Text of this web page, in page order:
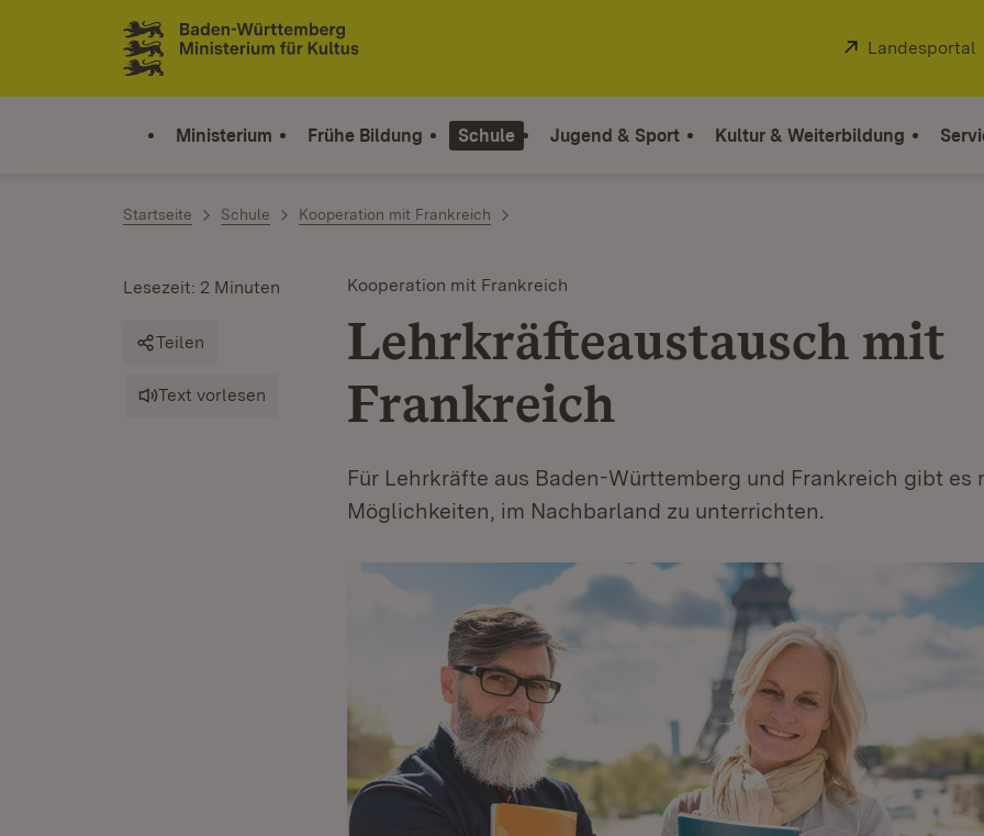
Zum Inhalt springen
Link zur Startseite
Extern:
Landesportal
Ministerium Frühe Bildung Schule Jugend & Sport Kultur & Weiterbildung
Startseite Schule Kooperation mit Frankreich
Kooperation mit Frankreich
Lehrkräfteaustausch mit
Frankreich
Für Lehrkräfte aus Baden-Württemberg und Frankreich gibt es
Möglichkeiten, im Nachbarland zu unterrichten.
Lesezeit: 2 Minuten
Teilen
Text vorlesen